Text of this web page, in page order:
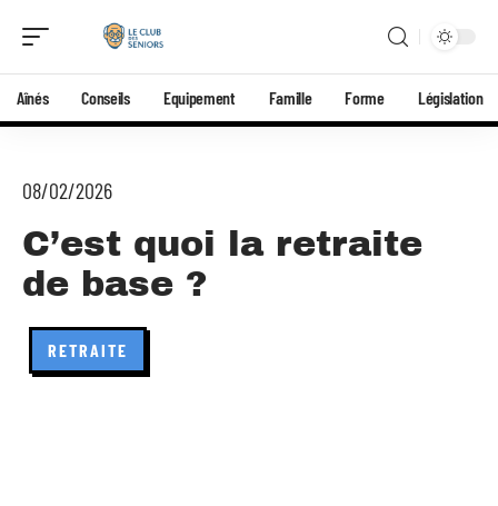
Aînés Conseils Equipement Famille Forme Législation
08/02/2026
C’est quoi la retraite
de base ?
RETRAITE